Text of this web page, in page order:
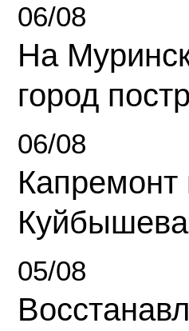
06/08
На
город
06/08
Капремонт
05/08